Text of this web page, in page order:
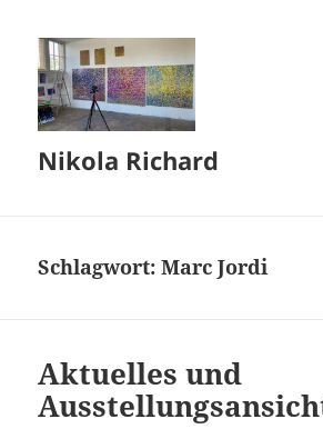
Nikola Richard
Schlagwort:Marc Jordi
Aktuelles und